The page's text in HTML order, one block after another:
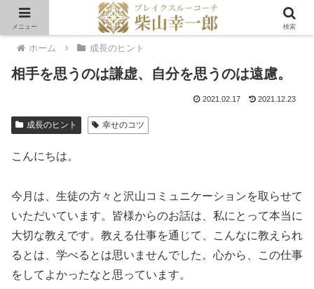
ホーム 成長のヒント
相手を思うのは謙虚、自分を思うのは遠慮。
2021.02.17 2021.12.23
成長のヒント 幸せのコツ
こんにちは。
今月は、生徒の方々と沢山コミュニケーションを取らせて
いただいています。皆様からのお話は、私にとって本当に
大切な教えです。教える仕事を通じて、こんなに教えられ
るとは、学べるとは思いませんでした。心から、この仕事
をしてよかったなと思っています。
メニュー 検索